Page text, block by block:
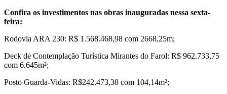
Confira os investimentos nas obras inauguradas nessa sexta-
feira:
Rodovia ARA 230: R$ 1.568.468,98 com 2668,25m;
Deck de Contemplação Turística Mirantes do Farol: R$ 962.733,75
com 6.645m²;
Posto Guarda-Vidas: R$242.473,38 com 104,14m²;